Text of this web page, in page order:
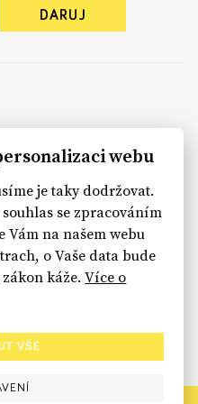
DARUJ
webu
je taky dodržovat.
se zpracováním
Vám na našem webu
o Vaše data bude
káže.Více o
VŠE